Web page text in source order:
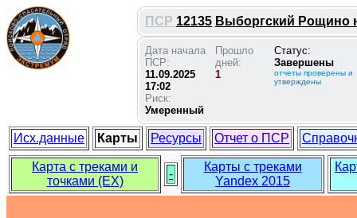
ПСР 12135 Выборгский Рощино
Дата начала
ПСР:
11.09.2025
17:02
Риск:
Умеренный
Прошло
дней:
1
Статус:
Завершены
отчеты проверены и
утверждены
Исх.данные Карты Ресурсы Отчет о ПСР
Карта с треками и
точками (EX)
-
Карты с треками
Yandex 2015